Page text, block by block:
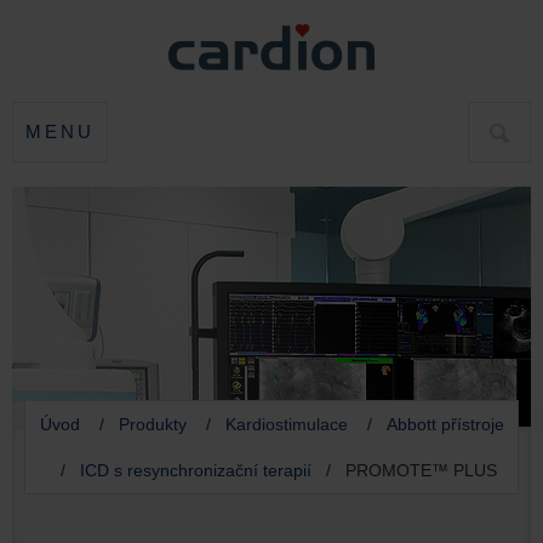
MENU
Úvod / Produkty/ Kardiostimulace / Abbott přístroje
/ ICD s resynchronizační terapií / PROMOTE™ PLUS